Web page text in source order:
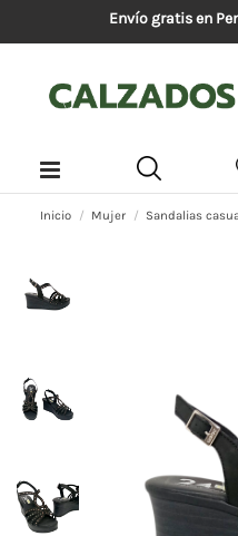
Envío gratis en
Inicio Mujer Sandalias